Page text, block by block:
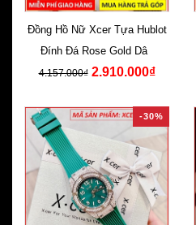
Đồng Hồ Nữ Xcer Tựa Hublot
Đính Đá Rose Gold Dây
Silicone Đen
4.157.000₫ 2.910.000₫
-30%